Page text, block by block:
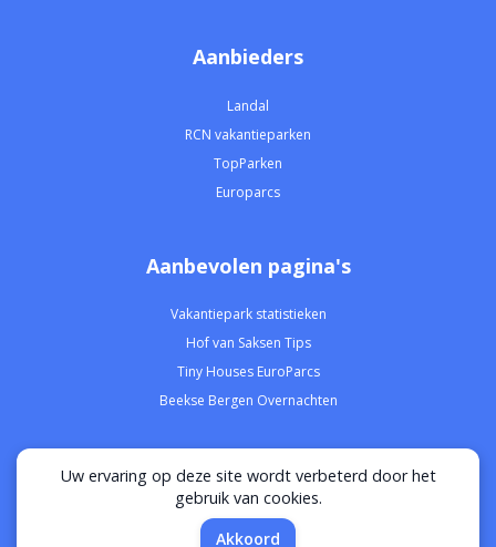
Filters
Aanbieders
Landal
RCN vakantieparken
TopParken
Europarcs
Aanbevolen pagina's
Vakantiepark statistieken
Hof van Saksen Tips
Tiny Houses EuroParcs
Beekse Bergen Overnachten
Privacy Disclaimer Over ons Contact
© 2021-2026 Vakantiepark Vergelijker | alle rechten voorbehouden
Uw ervaring op deze site wordt verbeterd door het
gebruik van cookies.
Akkoord